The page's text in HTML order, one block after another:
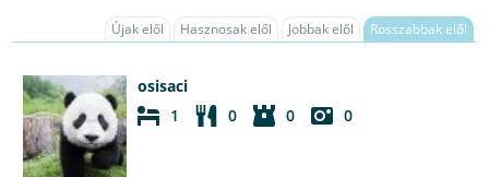
Újak elől Hasznosak elől Jobbak elől Rosszabbak elől
osisaci
1
0 0 0